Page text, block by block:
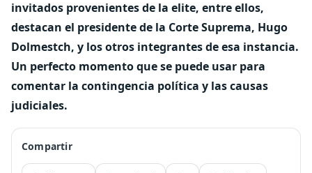
invitados provenientes de la elite, entre ellos,
destacan el presidente de la Corte Suprema, Hugo
Dolmestch, y los otros integrantes de esa instancia.
Un perfecto momento que se puede usar para
comentar la contingencia política y las causas
judiciales.
Compartir